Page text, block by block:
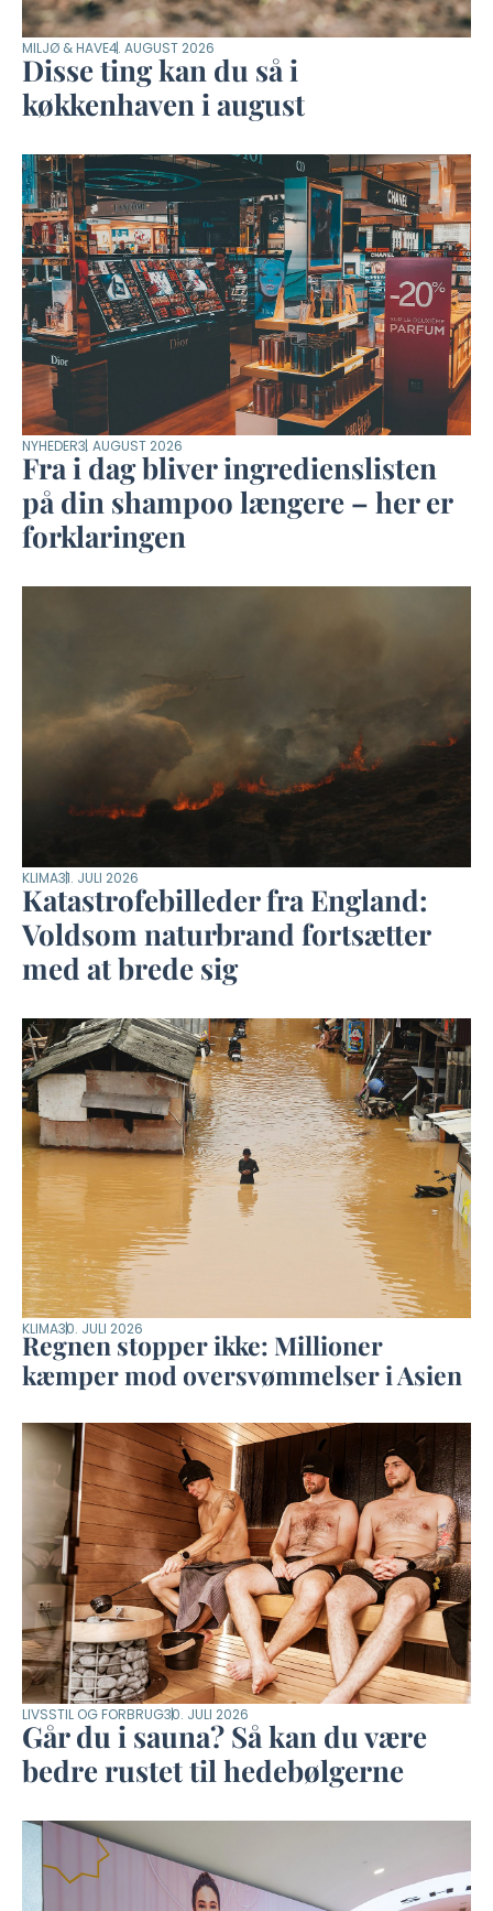
MILJØ & HAVE4. AUGUST 2026
Disse ting kan du så i
køkkenhaven i august
NYHEDER3. AUGUST 2026
Fra i dag bliver ingredienslisten
på din shampoo længere – her er
forklaringen
KLIMA31. JULI 2026
Katastrofebilleder fra England:
Voldsom naturbrand fortsætter
med at brede sig
KLIMA30. JULI 2026
Regnen stopper ikke: Millioner
kæmper mod oversvømmelser i Asien
LIVSSTIL OG FORBRUG30. JULI 2026
Går du i sauna? Så kan du være
bedre rustet til hedebølgerne